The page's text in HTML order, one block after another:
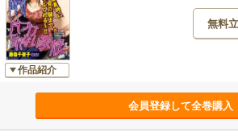
作品紹介
無料
会員登録して全巻購入